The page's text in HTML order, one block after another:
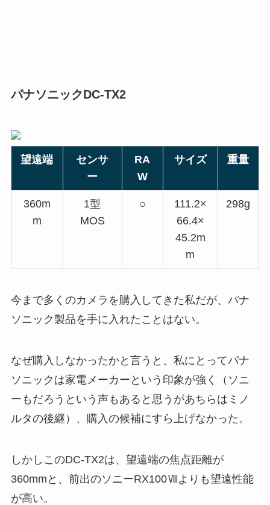
パナソニックDC-TX2
望遠端
センサ
ー
RA
W
サイズ 重量
360m
m
1型
MOS
○
111.2×
66.4×
45.2m
m
298g
今まで多くのカメラを購入してきた私だが、パナ
ソニック製品を手に入れたことはない。
なぜ購入しなかったかと言うと、私にとってパナ
ソニックは家電メーカーという印象が強く（ソニ
ーもだろうという声もあると思うがあちらはミノ
ルタの後継）、購入の候補にすら上げなかった。
しかしこのDC-TX2は、望遠端の焦点距離が
360mmと、前出のソニーRX100Ⅶよりも望遠性能
が高い。